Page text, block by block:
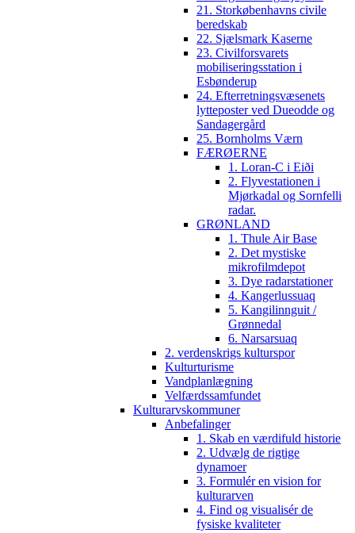
21. Storkøbenhavns civile
beredskab
22. Sjælsmark Kaserne
23. Civilforsvarets
mobiliseringsstation i
Esbønderup
24. Efterretningsvæsenets
lytteposter ved Dueodde og
Sandagergård
25. Bornholms Værn
FÆRØERNE
1. Loran-C i Eiði
2. Flyvestationen i
Mjørkadal og Sornfelli
radar.
GRØNLAND
1. Thule Air Base
2. Det mystiske
mikrofilmdepot
3. Dye radarstationer
4. Kangerlussuaq
5. Kangilinnguit /
Grønnedal
6. Narsarsuaq
2. verdenskrigs kulturspor
Kulturturisme
Vandplanlægning
Velfærdssamfundet
Kulturarvskommuner
Anbefalinger
1. Skab en værdifuld historie
2. Udvælg de rigtige
dynamoer
3. Formulér en vision for
kulturarven
4. Find og visualisér de
fysiske kvaliteter